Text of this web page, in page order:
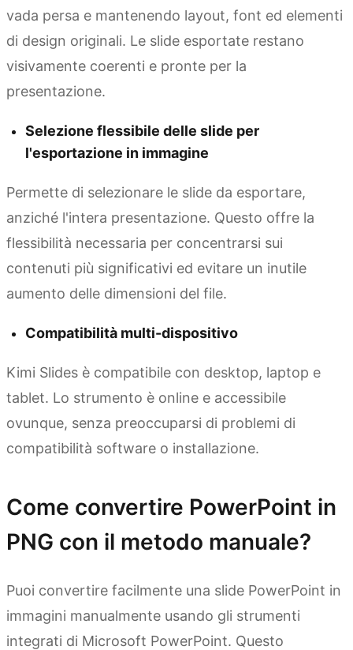
vada persa e mantenendo layout, font ed elementi
di design originali. Le slide esportate restano
visivamente coerenti e pronte per la
presentazione.
Selezione flessibile delle slide per
l'esportazione in immagine
Permette di selezionare le slide da esportare,
anziché l'intera presentazione. Questo offre la
flessibilità necessaria per concentrarsi sui
contenuti più significativi ed evitare un inutile
aumento delle dimensioni del file.
Compatibilità multi-dispositivo
Kimi Slides è compatibile con desktop, laptop e
tablet. Lo strumento è online e accessibile
ovunque, senza preoccuparsi di problemi di
compatibilità software o installazione.
Come convertire PowerPoint in
PNG con il metodo manuale?
Puoi convertire facilmente una slide PowerPoint in
immagini manualmente usando gli strumenti
integrati di Microsoft PowerPoint. Questo